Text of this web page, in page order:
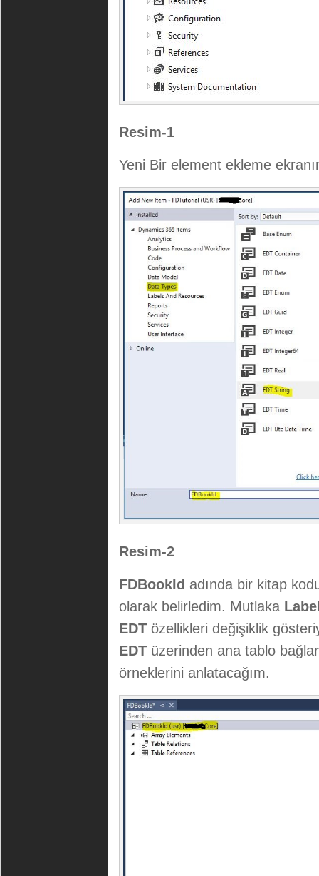
Resim-1
Yeni Bir element ekleme
Resim-2
FDBookId adında bir kitap
olarak belirledim. Mutlaka
EDT özellikleri değişiklik
EDT üzerinden ana tablo
örneklerini anlatacağım.